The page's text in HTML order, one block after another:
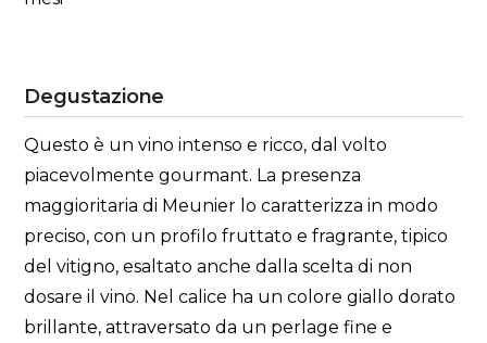
Degustazione
Questo è un vino intenso e ricco, dal volto
piacevolmente gourmant. La presenza
maggioritaria di Meunier lo caratterizza in modo
preciso, con un profilo fruttato e fragrante, tipico
del vitigno, esaltato anche dalla scelta di non
dosare il vino. Nel calice ha un colore giallo dorato
brillante, attraversato da un perlage fine e